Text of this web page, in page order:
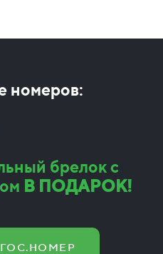
номеров:
брелок с
В ПОДАРОК!